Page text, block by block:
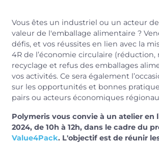
Vous êtes un industriel ou un acteur
valeur de l'emballage alimentaire ?
défis, et vos réussites en lien avec la
4R de l’économie circulaire (réduction,
recyclage et refus des emballages
vos activités. Ce sera également
sur les opportunités et bonnes
pairs ou acteurs économiques
Polymeris vous convie à un atelier en
2024, de 10h à 12h, dans le cadre du
Value4Pack. L'objectif est de réunir